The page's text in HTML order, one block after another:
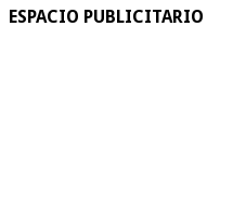
ESPACIO PUBLICITARIO